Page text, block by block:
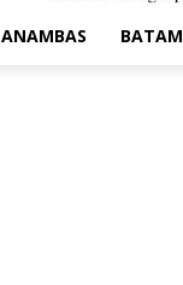
ANAMBAS BATAM